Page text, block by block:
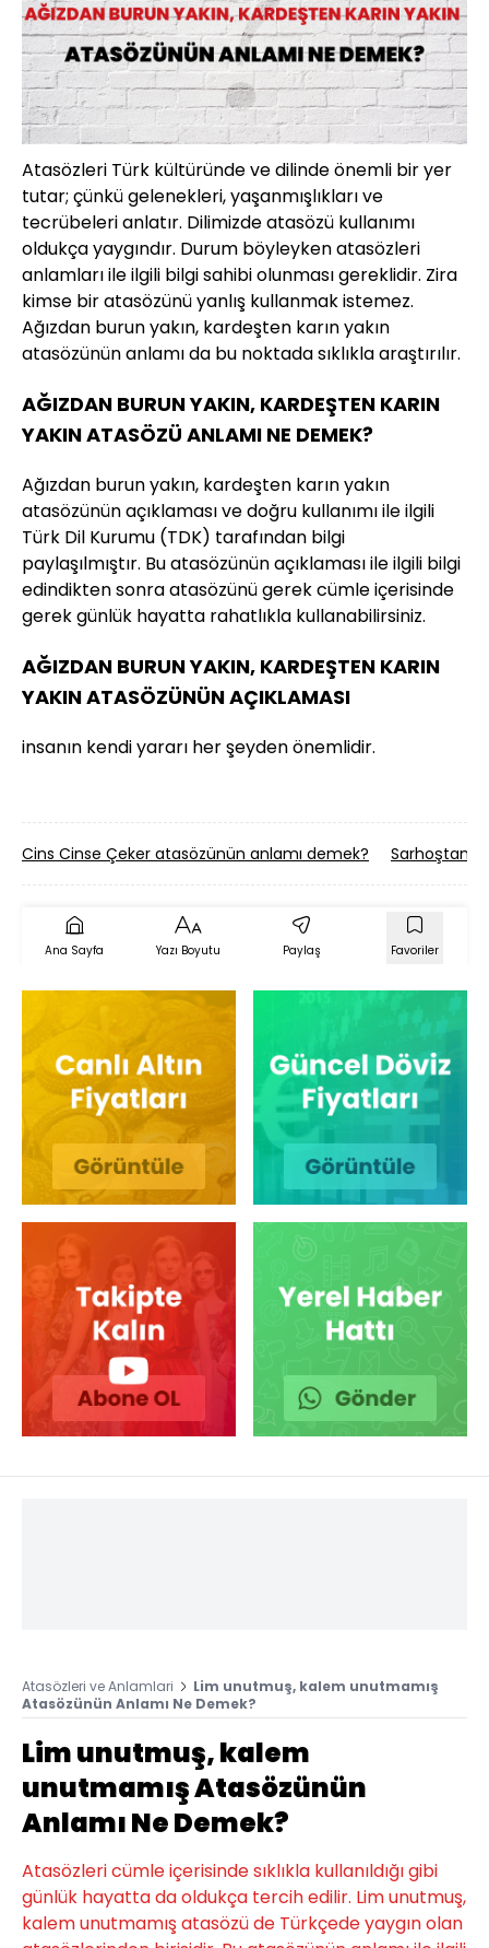
Atasözleri Türk kültüründe ve dilinde önemli bir yer
tutar; çünkü gelenekleri, yaşanmışlıkları ve
tecrübeleri anlatır. Dilimizde atasözü kullanımı
oldukça yaygındır. Durum böyleyken atasözleri
anlamları ile ilgili bilgi sahibi olunması gereklidir. Zira
kimse bir atasözünü yanlış kullanmak istemez.
Ağızdan burun yakın, kardeşten karın yakın
atasözünün anlamı da bu noktada sıklıkla araştırılır.
AĞIZDAN BURUN YAKIN, KARDEŞTEN KARIN
YAKIN ATASÖZÜ ANLAMI NE DEMEK?
Ağızdan burun yakın, kardeşten karın yakın
atasözünün açıklaması ve doğru kullanımı ile ilgili
Türk Dil Kurumu (TDK) tarafından bilgi
paylaşılmıştır. Bu atasözünün açıklaması ile ilgili bilgi
edindikten sonra atasözünü gerek cümle içerisinde
gerek günlük hayatta rahatlıkla kullanabilirsiniz.
AĞIZDAN BURUN YAKIN, KARDEŞTEN KARIN
YAKIN ATASÖZÜNÜN AÇIKLAMASI
insanın kendi yararı her şeyden önemlidir.
Cins Cinse Çeker atasözünün anlamı demek? Sarhoştan,
Ana Sayfa Yazı Boyutu Paylaş Favoriler
Atasözleri ve Anlamlari
Lim unutmuş, kalem unutmamış
Atasözünün Anlamı Ne Demek?
Lim unutmuş, kalem
unutmamış Atasözünün
Anlamı Ne Demek?
Atasözleri cümle içerisinde sıklıkla kullanıldığı gibi
günlük hayatta da oldukça tercih edilir. Lim unutmuş,
kalem unutmamış atasözü de Türkçede yaygın olan